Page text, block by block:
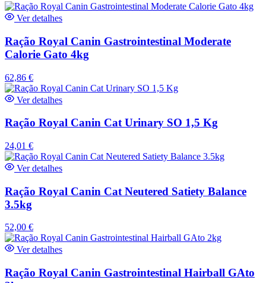
Ver detalhes
Ração Royal Canin Gastrointestinal Moderate
Calorie Gato 4kg
62,86 €
Ver detalhes
Ração Royal Canin Cat Urinary SO 1,5 Kg
24,01 €
Ver detalhes
Ração Royal Canin Cat Neutered Satiety Balance
3.5kg
52,00 €
Ver detalhes
Ração Royal Canin Gastrointestinal Hairball GAto